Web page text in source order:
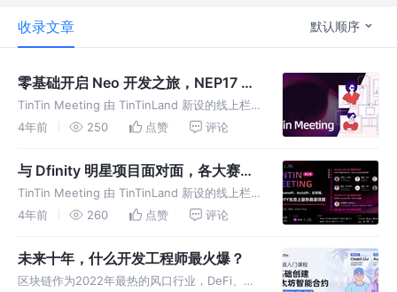
收录文章 默认顺序
零基础开启 Neo 开发之旅，NEP17 智
能合约实战教学
TinTin Meeting 由 TinTinLand 新设的线上栏
目，聚焦区块链技术领域，邀请行业技术专家以
成效，为开发者提供新思路、新方案。
4年前 250 点赞 评论
与 Dfinity 明星项目面对面，各大赛道
开发经验一览
TinTin Meeting 由 TinTinLand 新设的线上栏
目，聚焦区块链技术领域，邀请行业技术专家以
成效，为开发者提供新思路、新方案。
4年前 260 点赞 评论
未来十年，什么开发工程师最火爆？
区块链作为2022年最热的风口行业，DeFi、元